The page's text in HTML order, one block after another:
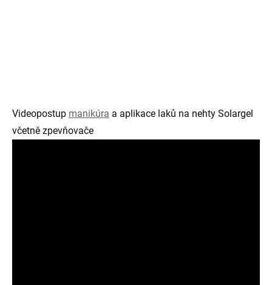
Videopostup manikúra a aplikace laků na nehty Solargel
včetně zpevňovače